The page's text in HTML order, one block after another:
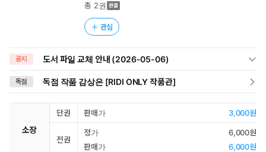
총 2권
관심
공지 도서 파일 교체 안내 (2026-05-06)
독점 독점 작품 감상은 [RIDI ONLY 작품관]
소장
단권 판매가 3,000원
전권
정가
6,000원
판매가
6,000원